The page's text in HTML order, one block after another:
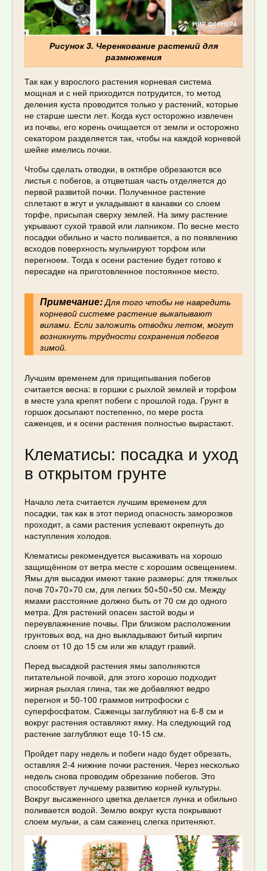
Рисунок 3. Черенкование растений для
размножения
Так как у взрослого растения корневая система
мощная и с ней приходится потрудится, то метод
деления куста проводится только у растений, которые
не старше шести лет. Когда куст осторожно извлечен
из почвы, его корень очищается от земли и осторожно
секатором разделяется так, чтобы на каждой корневой
шейке имелись почки.
Чтобы сделать отводки, в октябре обрезаются все
листья с побегов, а отцветшая часть отделяется до
первой развитой почки. Полученное растение
сплетают в жгут и укладывают в канавки со слоем
торфе, присыпая сверху землей. На зиму растение
укрывают сухой травой или лапником. По весне место
посадки обильно и часто поливается, а по появлению
всходов поверхность мульчируют торфом или
перегноем. Тогда к осени растение будет готово к
пересадке на приготовленное постоянное место.
Примечание:Для того чтобы не навредить
корневой системе растение выкапывают
вилами. Если заложить отводки летом, могут
возникнуть трудности сохранения побегов
зимой.
Лучшим временем для прищипывания побегов
считается весна: в горшки с рыхлой землей и торфом
в месте узла крепят побеги с прошлой года. Грунт в
горшок досыпают постепенно, по мере роста
саженцев, и к осени растения полностью вырастают.
Клематисы: посадка и уход
в открытом грунте
Начало лета считается лучшим временем для
посадки, так как в этот период опасность заморозков
проходит, а сами растения успевают окрепнуть до
наступления холодов.
Клематисы рекомендуется высаживать на хорошо
защищённом от ветра месте с хорошим освещением.
Ямы для высадки имеют такие размеры: для тяжелых
почв 70×70×70 см, для легких 50×50×50 см. Между
ямами расстояние должно быть от 70 см до одного
метра. Для растений опасен застой воды и
переувлажнение почвы. При близком расположении
грунтовых вод, на дно выкладывают битый кирпич
слоем от 10 до 15 см или же кладут гравий.
Перед высадкой растения ямы заполняются
питательной почвой, для этого хорошо подходит
жирная рыхлая глина, так же добавляют ведро
перегноя и 50-100 граммов нитрофоски с
суперфосфатом. Саженцы заглубляют на 6-8 см и
вокруг растения оставляют ямку. На следующий год
растение заглубляют еще 10-15 см.
Пройдет пару недель и побеги надо будет обрезать,
оставляя 2-4 нижние почки растения. Через несколько
недель снова проводим обрезание побегов. Это
способствует лучшему развитию корней культуры.
Вокруг высаженного цветка делается лунка и обильно
поливается водой. Землю вокруг куста покрывают
слоем мульчи, а сам саженец слегка притеняют.